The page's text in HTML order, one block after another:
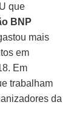
que
BNP
mais
em
Em
trabalham
da